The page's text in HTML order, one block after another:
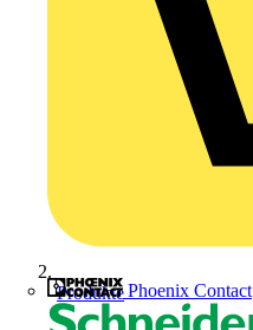
Phoenix Contact
Produkte